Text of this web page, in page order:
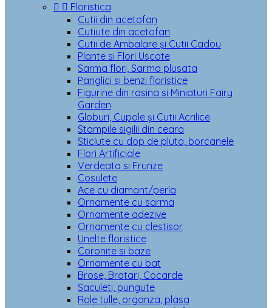
  Floristica
Cutii din acetofan
Cutiute din acetofan
Cutii de Ambalare și Cutii Cadou
Plante si Flori Uscate
Sarma flori, Sarma plusata
Panglici si benzi floristice
Figurine din rasina si Miniaturi Fairy
Garden
Globuri, Cupole și Cutii Acrilice
Stampile sigilii din ceara
Sticlute cu dop de pluta, borcanele
Flori Artificiale
Verdeata si Frunze
Cosulete
Ace cu diamant/perla
Ornamente cu sarma
Ornamente adezive
Ornamente cu clestisor
Unelte floristice
Coronite si baze
Ornamente cu bat
Brose, Bratari, Cocarde
Saculeti, pungute
Role tulle, organza, plasa